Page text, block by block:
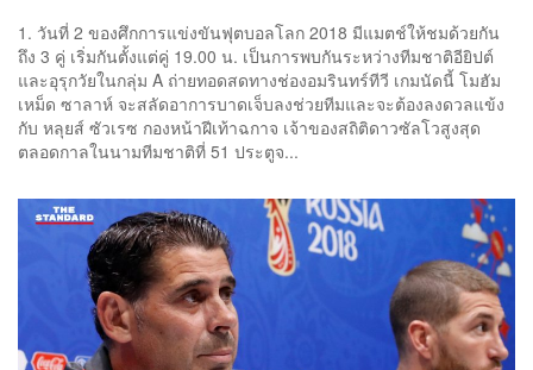
1. วันที่ 2 ของศึกการแข่งขันฟุตบอลโลก 2018 มีแมตช์ให้ชมด้วยกัน
ถึง 3 คู่ เริ่มกันตั้งแต่คู่ 19.00 น. เป็นการพบกันระหว่างทีมชาติอียิปต์
และอุรุกวัยในกลุ่ม A ถ่ายทอดสดทางช่องอมรินทร์ทีวี เกมนัดนี้ โมฮัม
เหม็ด ซาลาห์ จะสลัดอาการบาดเจ็บลงช่วยทีมและจะต้องลงดวลแข้ง
กับ หลุยส์ ซัวเรซ กองหน้าฝีเท้าฉกาจ เจ้าของสถิติดาวซัลโวสูงสุด
ตลอดกาลในนามทีมชาติที่ 51 ประตูจ...